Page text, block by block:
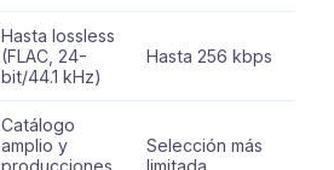
Hasta lossless
(FLAC, 24-
bit/44.1 kHz)
Hasta 256 kbps
Catálogo
amplio y
Selección más